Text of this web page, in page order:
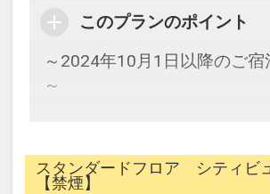
このプランのポイント
～2024年10月1日以降のご宿
～
パークに一番近い、オフィシ
スタンダードフロア シティビ
【禁煙】